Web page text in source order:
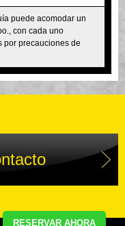
RESERVAR AHORA
puede acomodar un
con cada uno
por precauciones de